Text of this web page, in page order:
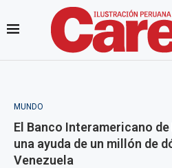
MUNDO
El Banco Interamericano
una ayuda de un millón de
Venezuela